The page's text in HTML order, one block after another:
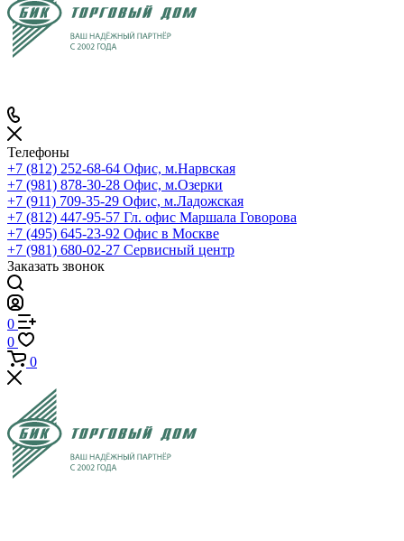
Телефоны
+7 (812) 252-68-64 Офис, м.Нарвская
+7 (981) 878-30-28 Офис, м.Озерки
+7 (911) 709-35-29 Офис, м.Ладожская
+7 (812) 447-95-57 Гл. офис Маршала Говорова
+7 (495) 645-23-92 Офис в Москве
+7 (981) 680-02-27 Сервисный центр
Заказать звонок
0
0
0